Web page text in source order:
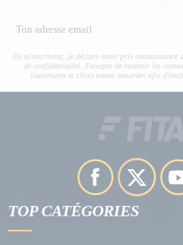
En m'inscrivant, je déclare avoir pris
de confidentialité. J'accepte de recevoir les
(ouvertures et clics) soient mesurées afin
TOP CATÉGORIES